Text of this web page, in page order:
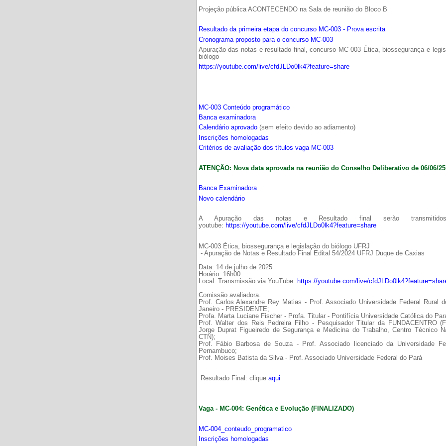
Projeção pública ACONTECENDO na Sala de reunião do Bloco B
Resultado da primeira etapa do concurso MC-003 - Prova escrita
Cronograma proposto para o concurso MC-003
Apuração das notas e resultado final, concurso MC-003 Ética, biossegurança e
biólogo
https://youtube.com/live/cfdJLDo0lk4?feature=share
MC-003 Conteúdo programático
Banca examinadora
Calendário aprovado(sem efeito devido ao adiamento)
Inscrições homologadas
Critérios de avaliação dos títulos vaga MC-003
ATENÇÂO: Nova data aprovada na reunião do Conselho Deliberativo de 06/06/25
Banca Examinadora
Novo calendário
A Apuração das notas e Resultado final serão
youtube: https://youtube.com/live/cfdJLDo0lk4?feature=share
MC-003 Ética, biossegurança e legislação do biólogo UFRJ
- Apuração de Notas e Resultado Final Edital 54/2024 UFRJ Duque de Caxias
Data: 14 de julho de 2025
Horário: 16h00
Local: Transmissão via YouTube
https://youtube.com/live/
Comissão avaliadora.
Prof. Carlos Alexandre Rey Matias - Prof. Associado Universidade Federal Rural
Janeiro - PRESIDENTE;
Profa. Marta Luciane Fischer - Profa. Titular - Pontifícia Universidade Católica do
Prof. Walter dos Reis Pedreira Filho - Pesquisador Titular da FUNDACENTRO
Jorge Duprat Figueiredo de Segurança e Medicina do Trabalho, Centro Técnico
CTN);
Prof. Fábio Barbosa de Souza - Prof. Associado licenciado da Universidade
Pernambuco;
Prof. Moises Batista da Silva - Prof. Associado Universidade Federal do Pará
Resultado Final: clique aqui
Vaga - MC-004: Genética e Evolução (FINALIZADO)
MC-004_conteudo_programatico
Inscrições homologadas